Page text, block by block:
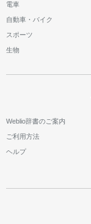
電車
自動車・バイク
スポーツ
生物
Weblio辞書のご案内
ご利用方法
ヘルプ